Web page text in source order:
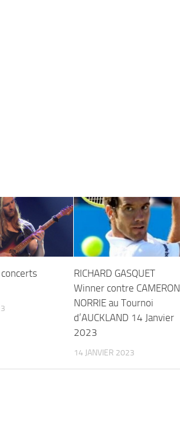
concerts
RICHARD GASQUET
Winner contre CAMERON
NORRIE au Tournoi
d’AUCKLAND 14 Janvier
2023
14 JANVIER 2023